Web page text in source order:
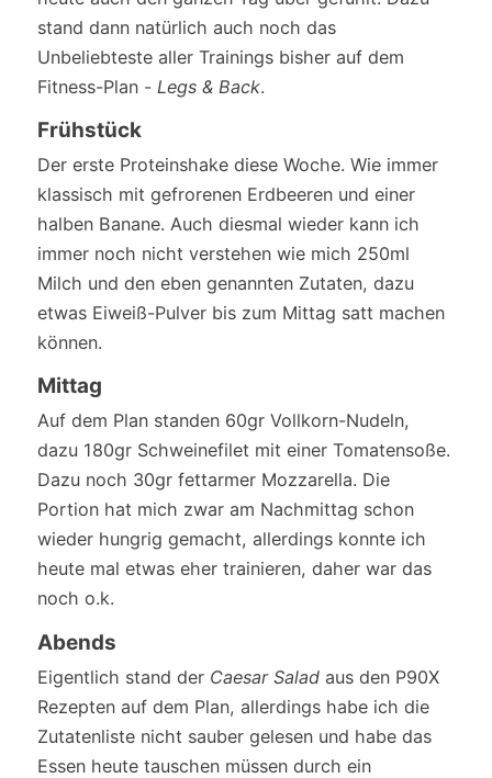
stand dann natürlich auch noch das
Unbeliebteste aller Trainings bisher auf dem
Fitness-Plan - Legs & Back.
Frühstück
Der erste Proteinshake diese Woche. Wie immer
klassisch mit gefrorenen Erdbeeren und einer
halben Banane. Auch diesmal wieder kann ich
immer noch nicht verstehen wie mich 250ml
Milch und den eben genannten Zutaten, dazu
etwas Eiweiß-Pulver bis zum Mittag satt machen
können.
Mittag
Auf dem Plan standen 60gr Vollkorn-Nudeln,
dazu 180gr Schweinefilet mit einer Tomatensoße.
Dazu noch 30gr fettarmer Mozzarella. Die
Portion hat mich zwar am Nachmittag schon
wieder hungrig gemacht, allerdings konnte ich
heute mal etwas eher trainieren, daher war das
noch o.k.
Abends
Eigentlich stand der Caesar Salad aus den P90X
Rezepten auf dem Plan, allerdings habe ich die
Zutatenliste nicht sauber gelesen und habe das
Essen heute tauschen müssen durch ein